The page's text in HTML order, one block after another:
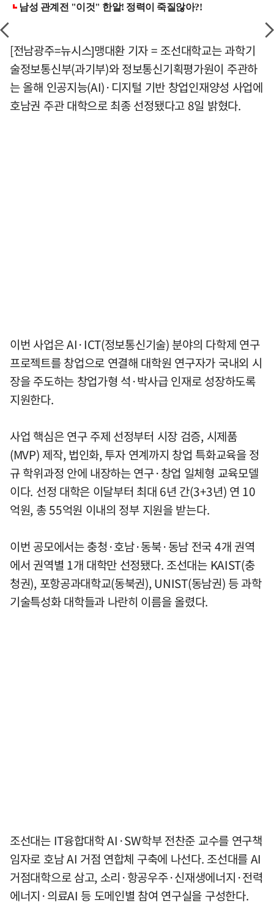
[전남광주=뉴시스]맹대환 기자 = 조선대학교는 과학기
술정보통신부(과기부)와 정보통신기획평가원이 주관하
는 올해 인공지능(AI)·디지털 기반 창업인재양성 사업에
호남권 주관 대학으로 최종 선정됐다고 8일 밝혔다.
이번 사업은 AI·ICT(정보통신기술) 분야의 다학제 연구
프로젝트를 창업으로 연결해 대학원 연구자가 국내외 시
장을 주도하는 창업가형 석·박사급 인재로 성장하도록
지원한다.
사업 핵심은 연구 주제 선정부터 시장 검증, 시제품
(MVP) 제작, 법인화, 투자 연계까지 창업 특화교육을 정
규 학위과정 안에 내장하는 연구·창업 일체형 교육모델
이다. 선정 대학은 이달부터 최대 6년 간(3+3년) 연 10
억원, 총 55억원 이내의 정부 지원을 받는다.
이번 공모에서는 충청·호남·동북·동남 전국 4개 권역
에서 권역별 1개 대학만 선정됐다. 조선대는 KAIST(충
청권), 포항공과대학교(동북권), UNIST(동남권) 등 과학
기술특성화 대학들과 나란히 이름을 올렸다.
조선대는 IT융합대학 AI·SW학부 전찬준 교수를 연구책
임자로 호남 AI 거점 연합체 구축에 나선다. 조선대를 AI
거점대학으로 삼고, 소리·항공우주·신재생에너지·전력
에너지·의료AI 등 도메인별 참여 연구실을 구성한다.